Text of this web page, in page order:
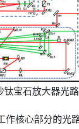
钛宝石放大器光
核心部分的光